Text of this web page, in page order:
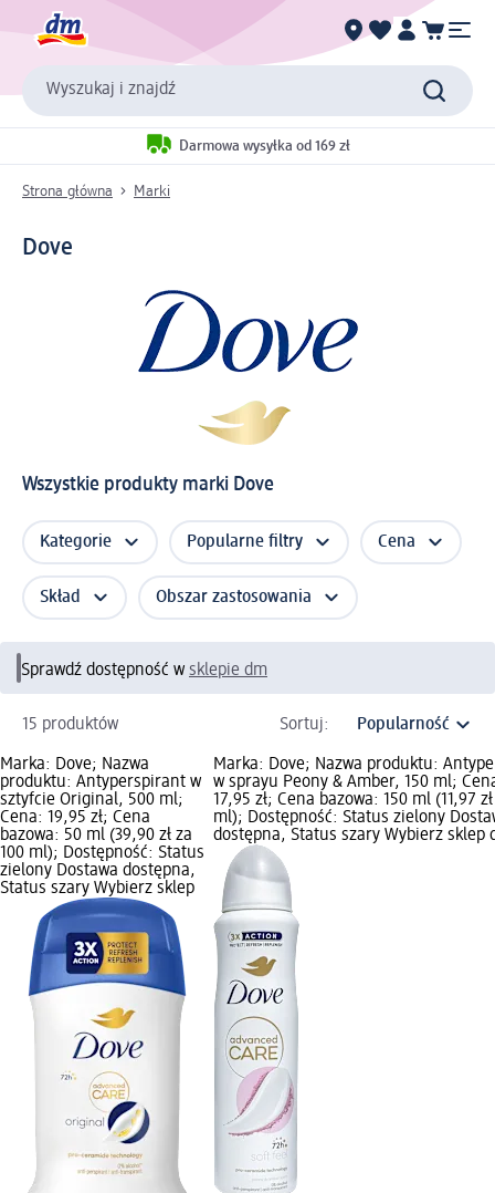
Wyszukaj i znajdź
Darmowa wysyłka od 169 zł
Strona główna Marki
Dove
Wszystkie produkty marki Dove
Kategorie Popularne filtry Cena
Skład Obszar zastosowania
Sprawdź dostępność w sklepie dm
15 produktów Sortuj:
Marka: Dove; Nazwa
produktu: Antyperspirant w
sztyfcie Original, 500 ml;
Cena: 19,95 zł; Cena
bazowa: 50 ml (39,90 zł za
100 ml); Dostępność: Status
zielony Dostawa dostępna,
Status szary Wybierz sklep
Marka: Dove; Nazwa produktu:
w sprayu Peony & Amber, 150 ml;
17,95 zł; Cena bazowa: 150 ml (11,97
ml); Dostępność: Status zielony
dostępna, Status szary Wybierz sklep